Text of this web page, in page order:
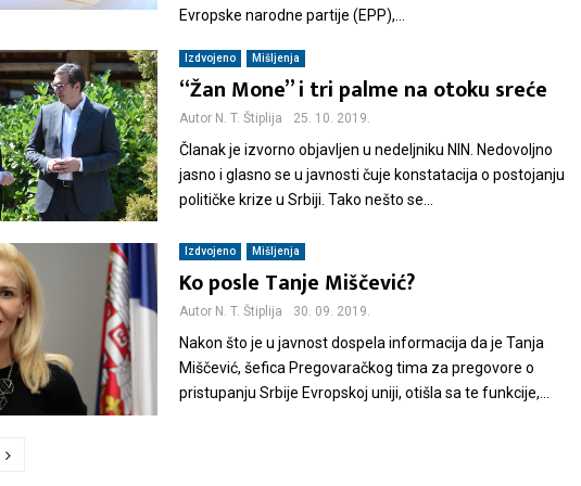
Evropske narodne partije (EPP),...
Izdvojeno Mišljenja
“Žan Mone” i tri palme na otoku sreće
Autor N. T. Štiplija 25. 10. 2019.
Članak je izvorno objavljen u nedeljniku NIN. Nedovoljno
jasno i glasno se u javnosti čuje konstatacija o postojanju
političke krize u Srbiji. Tako nešto se...
Izdvojeno Mišljenja
Ko posle Tanje Miščević?
Autor N. T. Štiplija 30. 09. 2019.
Nakon što je u javnost dospela informacija da je Tanja
Miščević, šefica Pregovaračkog tima za pregovore o
pristupanju Srbije Evropskoj uniji, otišla sa te funkcije,...